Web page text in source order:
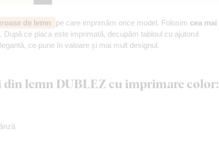
de lemn pe care imprimăm orice model. Folosim cea mai
. După ce placa este imprimată, decupăm tabloul cu ajutorul
ce pune în valoare și mai mult designul.
lemn DUBLEZ cu imprimare color: